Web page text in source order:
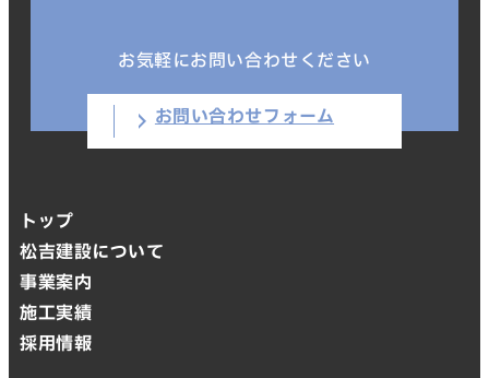
お気軽にお問い合わせください
お問い合わせフォーム
トップ
松吉建設について
事業案内
施工実績
採用情報